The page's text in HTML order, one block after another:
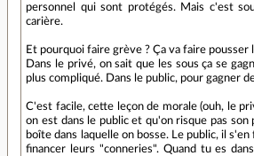
personnel qui sont protégés. Mais c'est
carière.
Et pourquoi faire grève ? Ça va faire pousser
Dans le privé, on sait que les sous ça se
plus compliqué. Dans le public, pour gagner
C'est facile, cette leçon de morale (ouh, le
on est dans le public et qu'on risque pas son
boîte dans laquelle on bosse. Le public, il
financer leurs "conneries". Quand tu es